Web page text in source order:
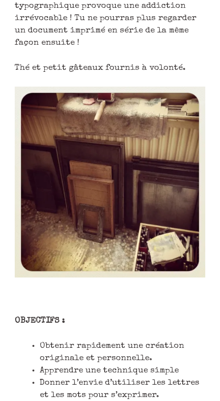
typographique provoque une addiction
irrévocable ! Tu ne pourras plus regarder
un document imprimé en série de la même
façon ensuite !
Thé et petit gâteaux fournis à volonté.
OBJECTIFS :
Obtenir rapidement une création
originale et personnelle.
Apprendre une technique simple
Donner l’envie d’utiliser les lettres
et les mots pour s’exprimer.